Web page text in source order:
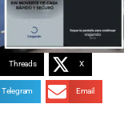
Threads X
Telegram Email